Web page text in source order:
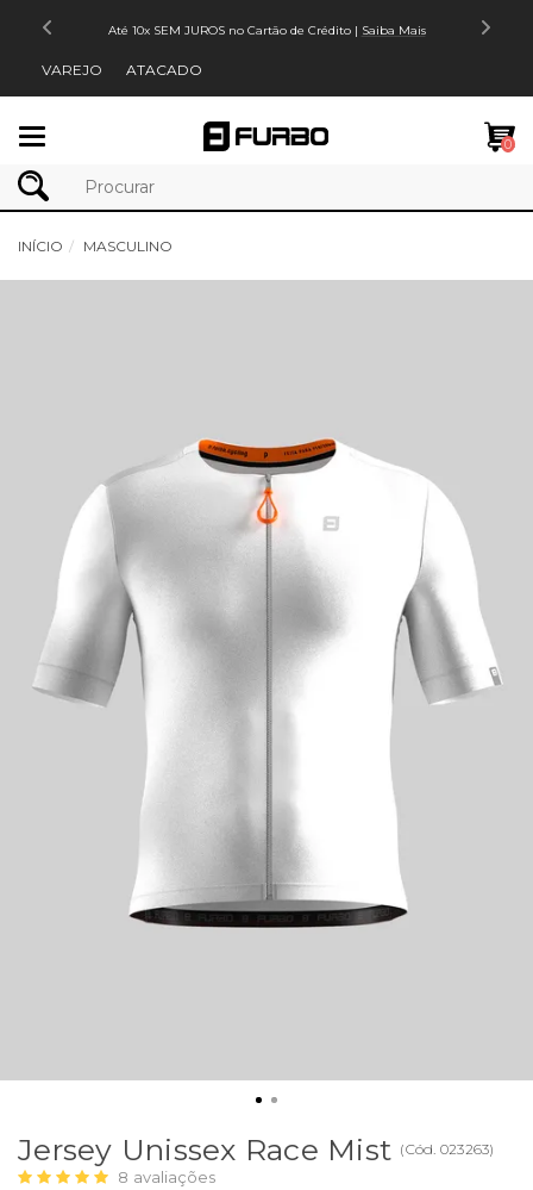
Até 10x SEM JUROS no Cartão de Crédito | Saiba Mais
VAREJO ATACADO
0
INÍCIO MASCULINO
Jersey Unissex Race Mist (Cód. 023263)
8 avaliações